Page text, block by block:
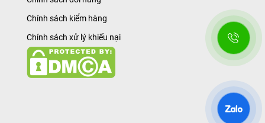
Chính sách kiểm hàng
Chính sách xử lý khiếu nại